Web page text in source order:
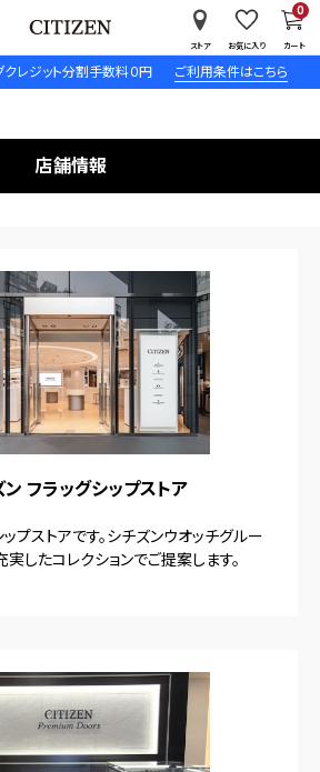
レジット分割手数料０円 ご利用条件はこちら
ストア お気に入り カート
0
店舗情報
フラッグシップストア
プストアです。シチズンウオッチグルー
したコレクションでご提案します。